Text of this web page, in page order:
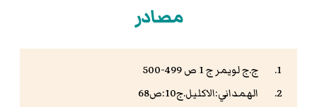
مصادر
ج.ج لويمر ج 1 ص 499-500
الهمداني:الاكليل.ج10:ص68